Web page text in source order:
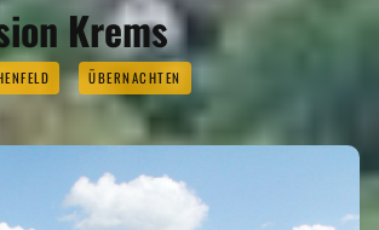
Krems
ÜBERNACHTEN